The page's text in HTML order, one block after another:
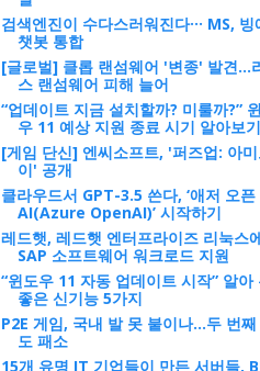
검색엔진이 수다스러워진다··· MS,
챗봇 통합
[글로벌] 클롭 랜섬웨어 '변종' 발견...
스 랜섬웨어 피해 늘어
“업데이트 지금 설치할까? 미룰까?”
우 11 예상 지원 종료 시기 알아보기
[게임 단신] 엔씨소프트, '퍼즈업: 아
이' 공개
클라우드서 GPT-3.5 쓴다, ‘애저 오픈
AI(Azure OpenAI)’ 시작하기
레드햇, 레드햇 엔터프라이즈 리눅스
SAP 소프트웨어 워크로드 지원
“윈도우 11 자동 업데이트 시작” 알아
좋은 신기능 5가지
P2E 게임, 국내 발 못 붙이나…두 번째
도 패소
15개 유명 IT 기업들이 만든 서버들,